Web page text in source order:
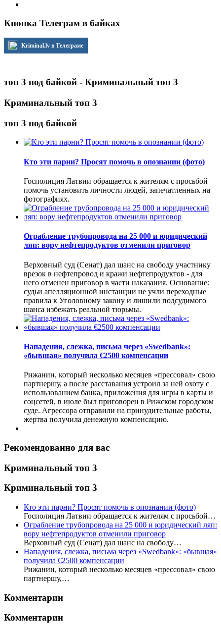
Кнопка Телеграм в байках
Kriminal.lv в Телеграме
топ 3 под байкой - Криминальный топ 3
Криминальный топ 3
топ 3 под байкой
Кто эти парни? Просят помочь в опознании (фото)
Госполиция Латвии обращается к жителям с просьбой
помочь установить личности людей, запечатленных на
фотографиях.
Ограбление трубопровода на 25 000 и юридический
ляп: вору нефтепродуктов отменили приговор
Верховный суд (Сенат) дал шанс на свободу участнику
врезок в нефтепровод и кражи нефтепродуктов - для
него отменен приговор в части наказания. Основание:
судьи апелляционной инстанции не учли переходные
правила к Уголовному закону и лишили подсудимого
шанса избежать реальной тюрьмы.
Нападения, слежка, письма через «Swedbank»:
«бывшая» получила €2500 компенсации
Рижанин, который несколько месяцев «прессовал» свою
партнершу, а после расставания устроил за ней охоту с
использованием банка, приложения для игры в карты и
соцсетей, в июле был приговорен в Рижском городском
суде. Агрессора отправили на принудительные работы,
жертва получила денежную компенсацию.
Рекомендованно для вас
Криминальный топ 3
Криминальный топ 3
Кто эти парни? Просят помочь в опознании (фото)
Госполиция Латвии обращается к жителям с просьбой…
Ограбление трубопровода на 25 000 и юридический ляп:
вору нефтепродуктов отменили приговор
Верховный суд (Сенат) дал шанс на свободу…
Нападения, слежка, письма через «Swedbank»: «бывшая»
получила €2500 компенсации
Рижанин, который несколько месяцев «прессовал» свою
партнершу,…
Комментарии
Комментарии